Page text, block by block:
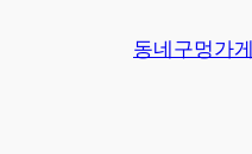
동네구멍가게